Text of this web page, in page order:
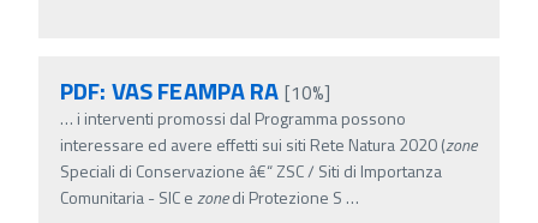
PDF: VAS FEAMPA RA [10%]
… i interventi promossi dal Programma possono
interessare ed avere effetti sui siti Rete Natura 2020 (zone
Speciali di Conservazione â€“ ZSC / Siti di Importanza
Comunitaria - SIC ezonedi Protezione S …